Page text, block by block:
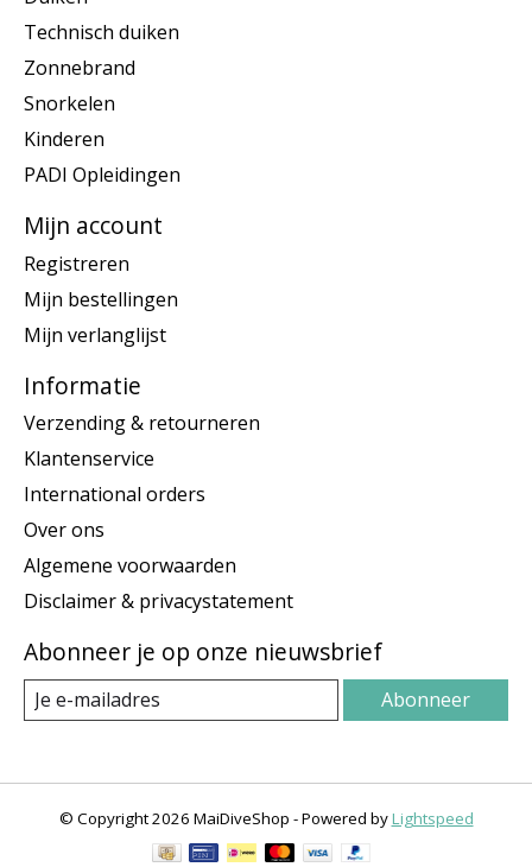
Technisch duiken
Zonnebrand
Snorkelen
Kinderen
PADI Opleidingen
Mijn account
Registreren
Mijn bestellingen
Mijn verlanglijst
Informatie
Verzending & retourneren
Klantenservice
International orders
Over ons
Algemene voorwaarden
Disclaimer & privacystatement
Abonneer je op onze nieuwsbrief
Abonneer
© Copyright 2026 MaiDiveShop - Powered byLightspeed